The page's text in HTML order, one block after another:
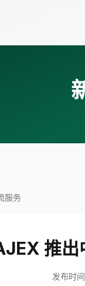
服务
推
发布时